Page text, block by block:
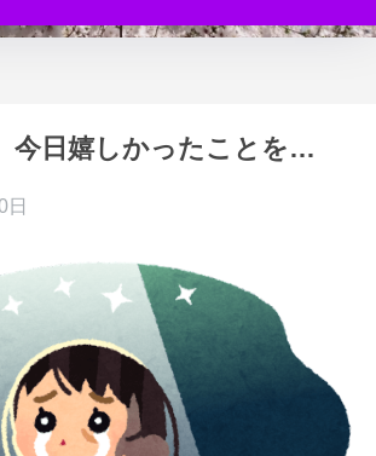
今日嬉しかったことを…
日